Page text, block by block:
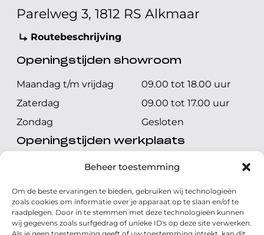
Beheer toestemming
Om de beste ervaringen te bieden, gebruiken wij technologieën
zoals cookies om informatie over je apparaat op te slaan en/of te
raadplegen. Door in te stemmen met deze technologieën kunnen
wij gegevens zoals surfgedrag of unieke ID's op deze site verwerken.
Parelweg 3, 1812 RS Alkmaar
Routebeschrijving
Openingstijden showroom
Maandag t/m vrijdag
09.00 tot 18.00 uur
Zaterdag
09.00 tot 17.00 uur
Zondag
Gesloten
Openingstijden werkplaats
Maandag t/m vrijdag
08.00 tot 17.00 uur
Zondag
Gesloten
Volg ons